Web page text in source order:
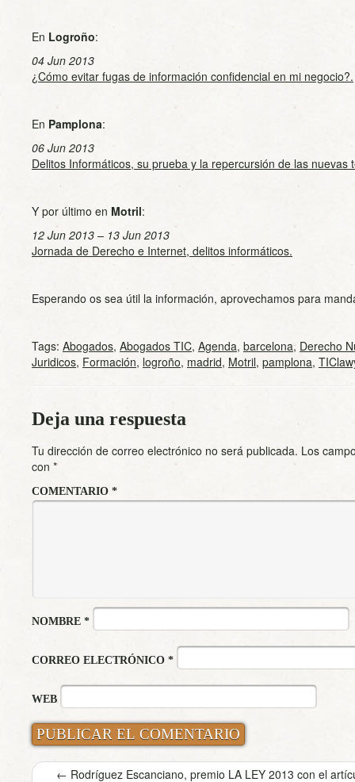
En Logroño:
04 Jun 2013
¿Cómo evitar fugas de información confidencial en mi negocio?.
En Pamplona:
06 Jun 2013
Delitos Informáticos, su prueba y la repercursión de las nuevas
Y por último en Motril:
12 Jun 2013 – 13 Jun 2013
Jornada de Derecho e Internet, delitos informáticos.
Esperando os sea útil la información, aprovechamos para
Tags: Abogados, Abogados TIC, Agenda, barcelona, Derecho
Juridicos, Formación, logroño, madrid, Motril, pamplona,
Deja una respuesta
Tu dirección de correo electrónico no será publicada. Los
con *
COMENTARIO *
NOMBRE *
CORREO ELECTRÓNICO *
WEB
← Rodríguez Escanciano, premio LA LEY 2013 con el